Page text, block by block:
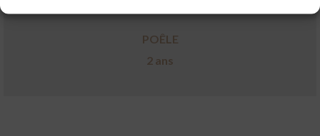
POÊLE
2 ans